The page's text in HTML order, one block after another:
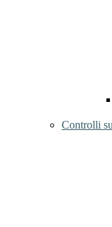
Controlli